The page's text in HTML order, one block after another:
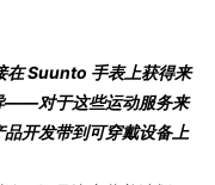
在 Suunto 手表上获得来
——对于这些运动服务来
开发带到可穿戴设备上